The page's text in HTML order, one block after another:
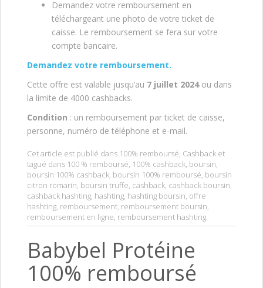
Demandez votre remboursement en
téléchargeant une photo de votre ticket de
caisse. Le remboursement se fera sur votre
compte bancaire.
Demandez votre remboursement.
Cette offre est valable jusqu’au 7 juillet 2024 ou dans
la limite de 4000 cashbacks.
Condition : un remboursement par ticket de caisse,
personne, numéro de téléphone et e-mail.
Cet article est publié dans 100% remboursé, Cashback et
tagué dans 100 % remboursé, 100% cashback, boursin,
boursin 100% cashback, boursin 100% remboursé, boursin
citron romarin, boursin truffe, cashback, cashback boursin,
cashback hashting, hashting, hashting boursin, offre
hashting, remboursement, remboursement boursin,
remboursement en ligne, remboursement hashting.
Babybel Protéine
100% remboursé